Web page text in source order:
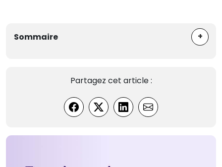
Sommaire +
Partagez cet article :